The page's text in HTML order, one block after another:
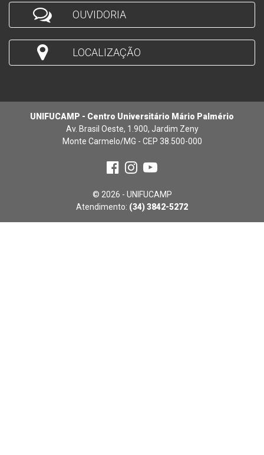
OUVIDORIA
LOCALIZAÇÃO
UNIFUCAMP - Centro Universitário Mário Palmério
Av. Brasil Oeste, 1.900, Jardim Zeny
Monte Carmelo/MG - CEP 38.500-000
© 2026 - UNIFUCAMP
Atendimento: (34) 3842-5272